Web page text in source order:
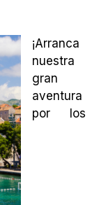
¡Arranca
nuestra
gran
aventura
por los